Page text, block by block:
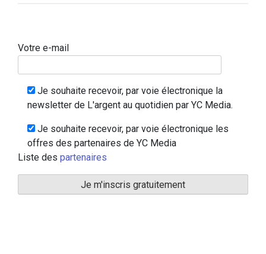
Votre e-mail
Je souhaite recevoir, par voie électronique la
newsletter de L'argent au quotidien par YC Media.
Je souhaite recevoir, par voie électronique les
offres des partenaires de YC Media
Liste des partenaires